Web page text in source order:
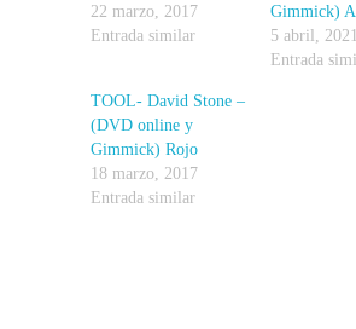
22 marzo, 2017
Entrada similar
Gimmick)
5 abril, 2021
Entrada
TOOL- David Stone –
(DVD online y
Gimmick) Rojo
18 marzo, 2017
Entrada similar